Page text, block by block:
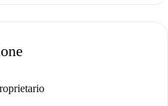
gas e Wi-Fi), la gestione del budget
numerosi ristoranti nelle